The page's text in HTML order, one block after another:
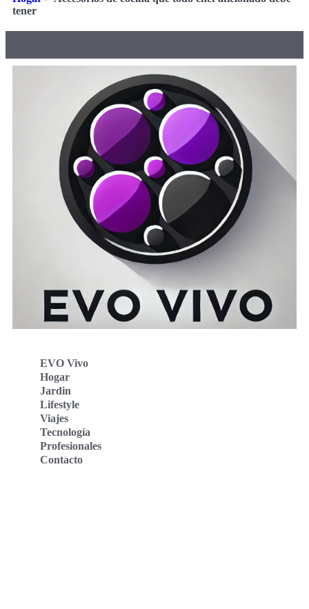
tener
EVO Vivo
Hogar
Jardin
Lifestyle
Viajes
Tecnología
Profesionales
Contacto